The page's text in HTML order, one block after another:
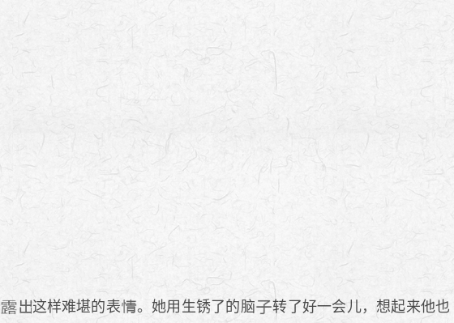
这样难堪的表 。她用生锈了的脑
转了好一会儿，想起来他也